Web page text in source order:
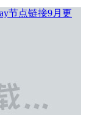
节点链接9月更